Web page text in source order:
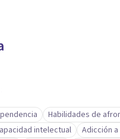
Habilidades de
intelectual
Adicción